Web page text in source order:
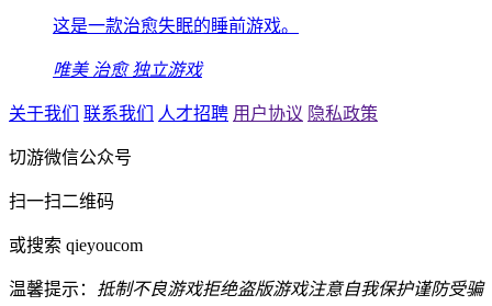
这是一款治愈失眠的睡前游戏。
唯美 治愈 独立游戏
关于我们 联系我们 人才招聘 用户协议 隐私政策
切游微信公众号
扫一扫二维码
或搜索 qieyoucom
温馨提示： 抵制不良游戏拒绝盗版游戏注意自我保护谨防受骗